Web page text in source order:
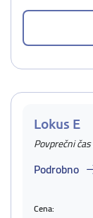
Lokus E
Povprečni
Podrobno
Cena: